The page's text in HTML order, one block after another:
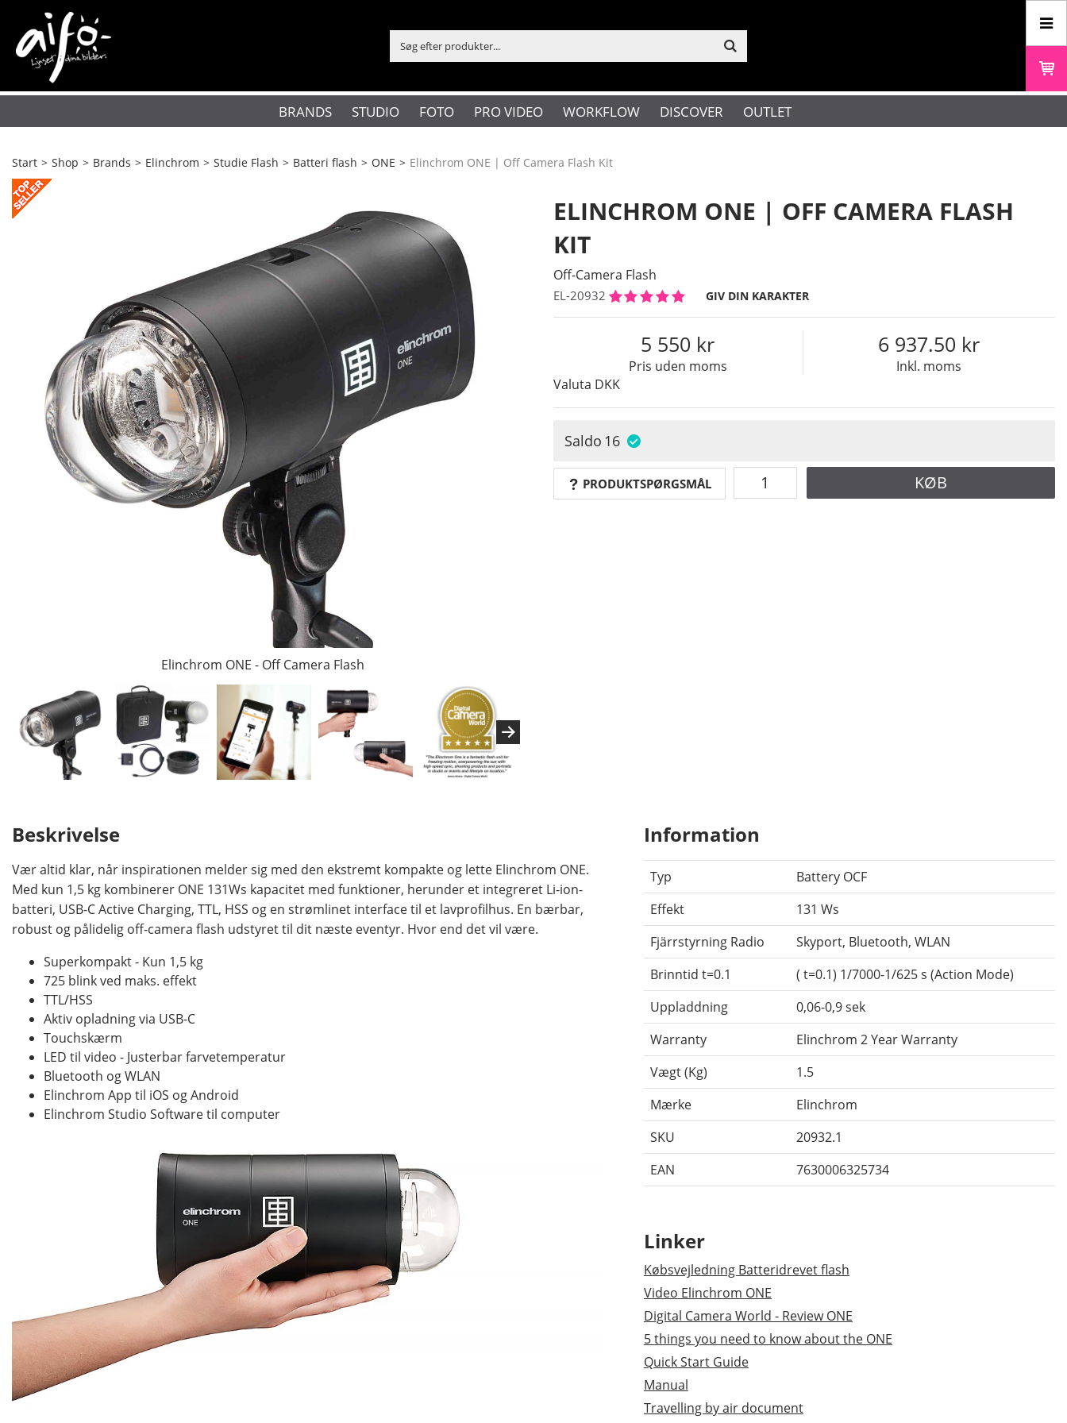
BRANDS STUDIO FOTO PRO VIDEO WORKFLOW DISCOVER OUTLET
Start > Shop > Brands > Elinchrom > Studie Flash > Batteri flash > ONE > Elinchrom ONE | Off Camera Flash Kit
Elinchrom ONE - Off Camera Flash
ELINCHROM ONE | OFF CAMERA FLASH
KIT
Off-Camera Flash
EL-20932 GIV DIN KARAKTER
Pris uden moms
5 550
Inkl. moms
6 937.50
Valuta DKK
Saldo 16
PRODUKTSPØRGSMÅL KØB
Beskrivelse
Vær altid klar, når inspirationen melder sig med den ekstremt kompakte og lette Elinchrom ONE.
Med kun 1,5 kg kombinerer ONE 131Ws kapacitet med funktioner, herunder et integreret Li-ion-
batteri, USB-C Active Charging, TTL, HSS og en strømlinet interface til et lavprofilhus. En bærbar,
robust og pålidelig off-camera flash udstyret til dit næste eventyr. Hvor end det vil være.
Superkompakt - Kun 1,5 kg
725 blink ved maks. effekt
TTL/HSS
Aktiv opladning via USB-C
Touchskærm
LED til video - Justerbar farvetemperatur
Bluetooth og WLAN
Elinchrom App til iOS og Android
Elinchrom Studio Software til computer
Information
Typ
Battery OCF
Effekt
131 Ws
Fjärrstyrning Radio
Skyport, Bluetooth, WLAN
Brinntid t=0.1
( t=0.1) 1/7000-1/625 s (Action Mode)
Uppladdning
0,06-0,9 sek
Warranty
Elinchrom 2 Year Warranty
Vægt (Kg)
1.5
Mærke
Elinchrom
SKU
20932.1
EAN
7630006325734
Linker
Købsvejledning Batteridrevet flash
Video Elinchrom ONE
Digital Camera World - Review ONE
5 things you need to know about the ONE
Quick Start Guide
Manual
Travelling by air document